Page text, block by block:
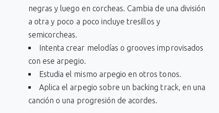
negras y luego en corcheas. Cambia de una división
a otra y poco a poco incluye tresillos y
semicorcheas.
Intenta crear melodías o grooves improvisados
con ese arpegio.
Estudia el mismo arpegio en otros tonos.
Aplica el arpegio sobre un backing track, en una
canción o una progresión de acordes.